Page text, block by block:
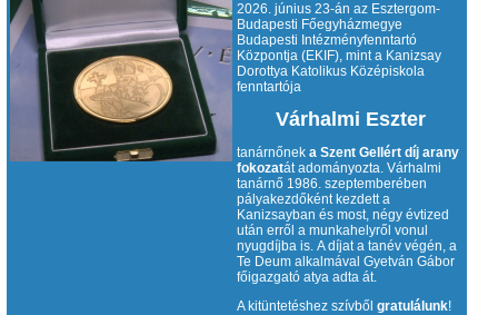
2026. június 23-án az Esztergom-
Budapesti Főegyházmegye
Budapesti Intézményfenntartó
Központja (EKIF), mint a Kanizsay
Dorottya Katolikus Középiskola
fenntartója
Várhalmi Eszter
tanárnőnek a Szent Gellért díj arany
fokozatát adományozta. Várhalmi
tanárnő 1986. szeptemberében
pályakezdőként kezdett a
Kanizsayban és most, négy évtized
után erről a munkahelyről vonul
nyugdíjba is. A díjat a tanév végén, a
Te Deum alkalmával Gyetván Gábor
főigazgató atya adta át.
A kitüntetéshez szívből gratulálunk!